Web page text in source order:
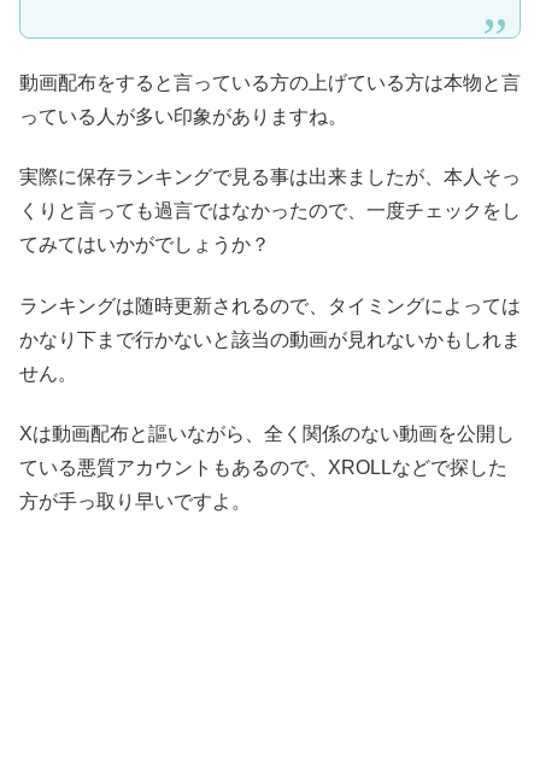
動画配布をすると言っている方の上げている方は本物と言
っている人が多い印象がありますね。
実際に保存ランキングで見る事は出来ましたが、本人そっ
くりと言っても過言ではなかったので、一度チェックをし
てみてはいかがでしょうか？
ランキングは随時更新されるので、タイミングによっては
かなり下まで行かないと該当の動画が見れないかもしれま
せん。
Xは動画配布と謳いながら、全く関係のない動画を公開し
ている悪質アカウントもあるので、XROLLなどで探した
方が手っ取り早いですよ。